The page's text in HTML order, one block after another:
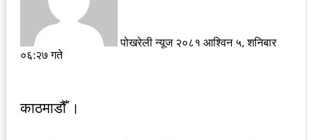
पोखरेली न्यूज २०८१ आश्विन ५, शनिबार
०६:२७ गते
काठमाडौँ ।